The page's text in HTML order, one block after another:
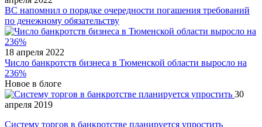
ВС напомнил о порядке очередности погашения требований
по денежному обязательству
18 апреля 2022
Число банкротств бизнеса в Тюменской области выросло на
236%
Новое в блоге
30
апреля 2019
Систему торгов в банкротстве планируется упростить